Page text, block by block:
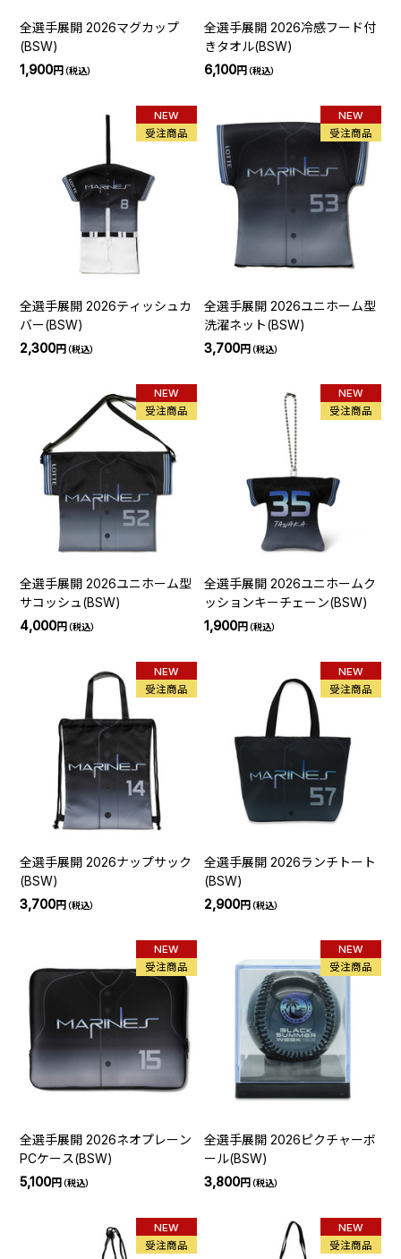
全選手展開 2026マグカップ
(BSW)
1,900円（税込）
全選手展開 2026冷感フード付
きタオル(BSW)
6,100円（税込）
NEW
受注商品
全選手展開 2026ティッシュカ
バー(BSW)
2,300円（税込）
NEW
受注商品
全選手展開 2026ユニホーム型
洗濯ネット(BSW)
3,700円（税込）
NEW
受注商品
全選手展開 2026ユニホーム型
サコッシュ(BSW)
4,000円（税込）
NEW
受注商品
全選手展開 2026ユニホームク
ッションキーチェーン(BSW)
1,900円（税込）
NEW
受注商品
全選手展開 2026ナップサック
(BSW)
3,700円（税込）
NEW
受注商品
全選手展開 2026ランチトート
(BSW)
2,900円（税込）
NEW
受注商品
全選手展開 2026ネオプレーン
PCケース(BSW)
5,100円（税込）
NEW
受注商品
全選手展開 2026ピクチャーボ
ール(BSW)
3,800円（税込）
NEW
受注商品
NEW
受注商品